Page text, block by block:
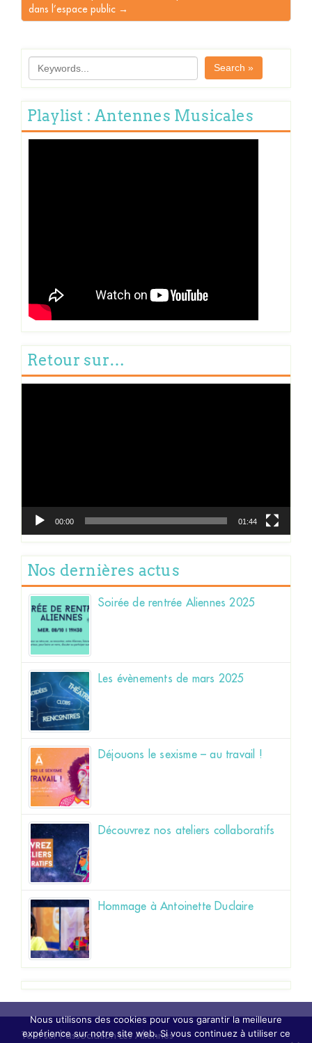
dans l’espace public →
Search »
Playlist : Antennes Musicales
Retour sur…
00:00 01:44
Nos dernières actus
Soirée de rentrée Aliennes 2025
Les évènements de mars 2025
Déjouons le sexisme – au travail !
Découvrez nos ateliers collaboratifs
Hommage à Antoinette Duclaire
Tout sur l'association Les Aliennes
Nous utilisons des cookies pour vous garantir la meilleure
expérience sur notre site web. Si vous continuez à utiliser ce